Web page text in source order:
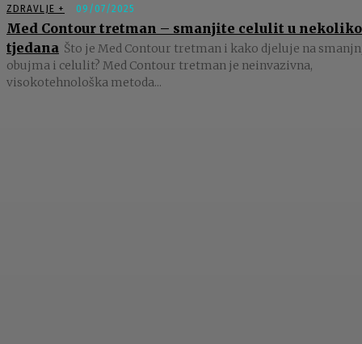
ZDRAVLJE + 09/07/2025
Med Contour tretman – smanjite celulit u nekoliko
tjedana Što je Med Contour tretman i kako djeluje na
obujma i celulit? Med Contour tretman je neinvazivna,
visokotehnološka metoda...